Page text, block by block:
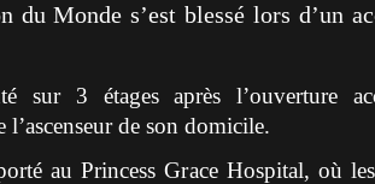
du Monde s’est blessé lors d’un
sur 3 étages après l’ouverture
l’ascenseur de son domicile.
au Princess Grace Hospital, où